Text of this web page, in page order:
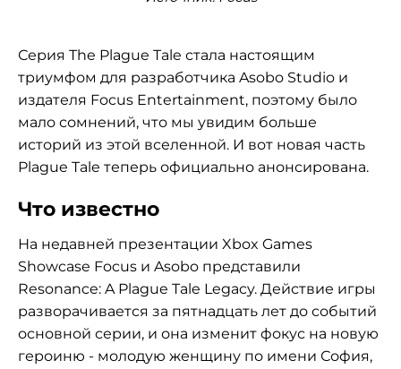
Серия The Plague Tale стала настоящим
триумфом для разработчика Asobo Studio и
издателя Focus Entertainment, поэтому было
мало сомнений, что мы увидим больше
историй из этой вселенной. И вот новая часть
Plague Tale теперь официально анонсирована.
Что известно
На недавней презентации Xbox Games
Showcase Focus и Asobo представили
Resonance: A Plague Tale Legacy. Действие игры
разворачивается за пятнадцать лет до событий
основной серии, и она изменит фокус на новую
героиню - молодую женщину по имени София,